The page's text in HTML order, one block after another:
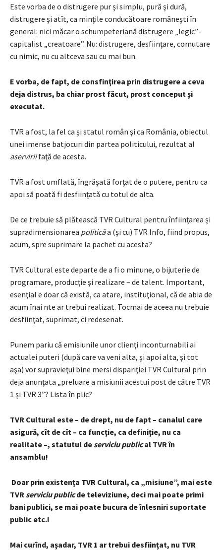
Este vorba de o distrugere pur şi simplu, pură şi dură,
distrugere şi atît, ca minţile conducătoare româneşti în
general: nici măcar o schumpeteriană distrugere „legic”-
capitalist „creatoare”. Nu: distrugere, desfiinţare, comutare
cu nimic, nu cu altceva sau cu mai bun.
E vorba, de fapt, de consfinţirea prin distrugere a ceva
deja distrus, ba chiar prost făcut, prost conceput şi
executat.
TVR a fost, la fel ca şi statul român şi ca România, obiectul
unei imense batjocuri din partea politicului, rezultat al
aserviriifaţă de acesta.
TVR a fost umflată, îngrăşată forţat de o putere, pentru ca
apoi să poată fi desfiinţată cu totul de alta.
De ce trebuie să plătească TVR Cultural pentru înfiinţarea şi
supradimensionarea politicăa (şi cu) TVR Info, fiind propus,
acum, spre suprimare la pachet cu acesta?
TVR Cultural este departe de a fi o minune, o bijuterie de
programare, producţie şi realizare – de talent. Important,
esenţial e doar că există, ca atare, instituţional, că de abia de
acum înai nte ar trebui realizat. Tocmai de aceea nu trebuie
desfiinţat, suprimat, ci redesenat.
Punem pariu că emisiunile unor clienţi inconturnabili ai
actualei puteri (după care va veni alta, şi apoi alta, şi tot
aşa) vor supravieţui bine mersi dispariţiei TVR Cultural prin
deja anunţata „preluare a misiunii acestui post de către TVR
1 şi TVR 3”? Lista în plic?
TVR Cultural este – de drept, nu de fapt – canalul care
asigură, cît de cît – ca funcţie, ca definiţie, nu ca
realitate –, statutul de serviciu publical TVR în
ansamblu!
Doar prin existenţa TVR Cultural, ca „misiune”, mai este
TVR serviciu publicde televiziune, deci mai poate primi
bani publici, se mai poate bucura de înlesniri suportate
public etc.!
Mai curînd, aşadar, TVR 1 ar trebui desfiinţat, nu TVR